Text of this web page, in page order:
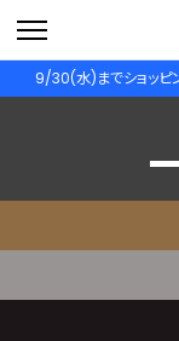
9/30(水)までショッピ